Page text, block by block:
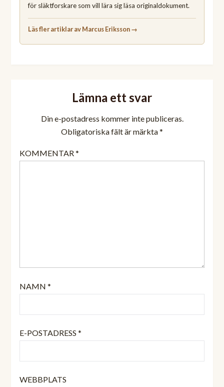
för släktforskare som vill lära sig läsa originaldokument.
Läs fler artiklar av Marcus Eriksson →
Lämna ett svar
Din e-postadress kommer inte publiceras.
Obligatoriska fält är märkta*
KOMMENTAR*
NAMN *
E-POSTADRESS *
WEBBPLATS